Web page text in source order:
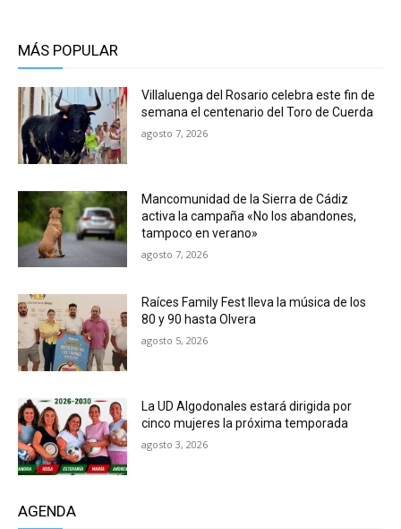
MÁS POPULAR
Villaluenga del Rosario celebra este fin de
semana el centenario del Toro de Cuerda
agosto 7, 2026
Mancomunidad de la Sierra de Cádiz
activa la campaña «No los abandones,
tampoco en verano»
agosto 7, 2026
Raíces Family Fest lleva la música de los
80 y 90 hasta Olvera
agosto 5, 2026
La UD Algodonales estará dirigida por
cinco mujeres la próxima temporada
agosto 3, 2026
AGENDA